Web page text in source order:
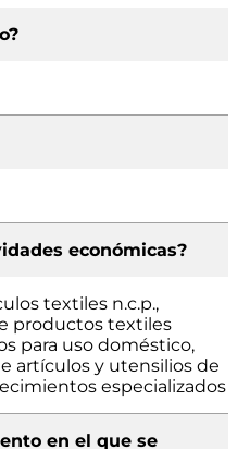
económicas?
textiles n.c.p.,
productos textiles
para uso doméstico,
artículos y utensilios de
especializados
en el que se